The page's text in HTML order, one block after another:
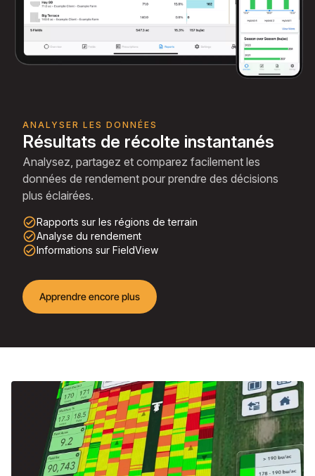
ANALYSER LES DONNÉES
Résultats de récolte instantanés
Analysez, partagez et comparez facilement les
données de rendement pour prendre des décisions
plus éclairées.
check_circle_outlineRapports sur les régions de terrain
check_circle_outlineAnalyse du rendement
check_circle_outlineInformations sur FieldView
Apprendre encore plus